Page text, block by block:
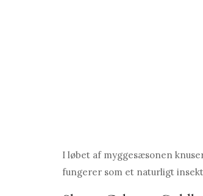
I løbet af myggesæsonen
fungerer som et naturligt